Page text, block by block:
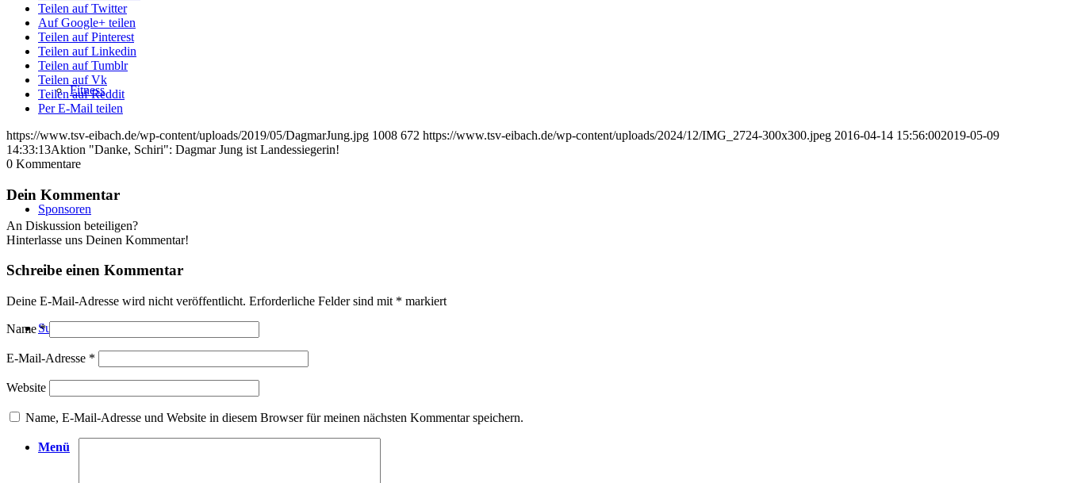
Fitness
Sponsoren
Suche
Menü
Teilen auf Twitter
Auf Google+ teilen
Teilen auf Pinterest
Teilen auf Linkedin
Teilen auf Tumblr
Teilen auf Vk
Teilen auf Reddit
Per E-Mail teilen
https://www.tsv-eibach.de/wp-content/uploads/2019/05/DagmarJung.jpg 1008 672 https://www.tsv-eibach.de/wp-content/uploads/2024/12/IMG_2724-300x300.jpeg 2016-04-14 15:56:002019-05-09
14:33:13Aktion "Danke, Schiri": Dagmar Jung ist Landessiegerin!
0 Kommentare
Dein Kommentar
An Diskussion beteiligen?
Hinterlasse uns Deinen Kommentar!
Schreibe einen Kommentar
Deine E-Mail-Adresse wird nicht veröffentlicht. Erforderliche Felder sind mit * markiert
Name*
E-Mail-Adresse *
Website
Name, E-Mail-Adresse und Website in diesem Browser für meinen nächsten Kommentar speichern.